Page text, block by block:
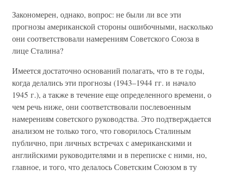
Закономерен, однако, вопрос: не были ли все эти
прогнозы американской стороны ошибочными, насколько
они соответствовали намерениям Советского Союза в
лице Сталина?
Имеется достаточно оснований полагать, что в те годы,
когда делались эти прогнозы (1943–1944 гг. и начало
1945 г.), а также в течение еще определенного времени, о
чем речь ниже, они соответствовали послевоенным
намерениям советского руководства. Это подтверждается
анализом не только того, что говорилось Сталиным
публично, при личных встречах с американскими и
английскими руководителями и в переписке с ними, но,
главное, и того, что делалось Советским Союзом в ту